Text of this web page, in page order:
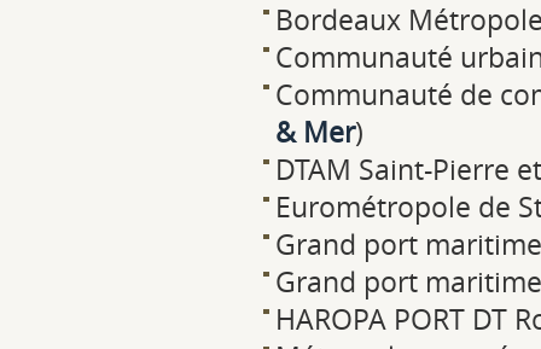
Bordeaux
Communauté
Communauté de
& Mer)
DTAM Saint-Pierre
Eurométropole de
Grand port
Grand port
HAROPA PORT DT